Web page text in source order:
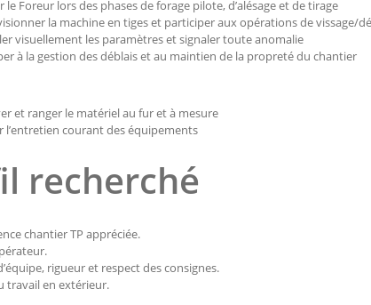
le Foreur lors des phases de forage pilote, d’alésage et de tirage
la machine en tiges et participer aux opérations de vissage/
visuellement les paramètres et signaler toute anomalie
à la gestion des déblais et au maintien de la propreté du chantier
et ranger le matériel au fur et à mesure
l’entretien courant des équipements
recherché
chantier TP appréciée.
rigueur et respect des consignes.
travail en extérieur.